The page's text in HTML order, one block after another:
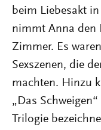
beim Liebesakt
nimmt Anna den
Zimmer. Es
Sexszenen, die
machten. Hinzu
„Das
Trilogie